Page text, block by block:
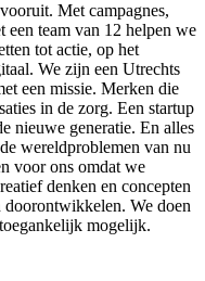
Met campagnes,
een team van 12 helpen we
tot actie, op het
We zijn een Utrechts
een missie. Merken die
in de zorg. Een startup
nieuwe generatie. En alles
wereldproblemen van nu
voor ons omdat we
denken en concepten
doorontwikkelen. We doen
mogelijk.